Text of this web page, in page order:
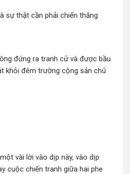
sự thật cần phải chiến thắng
đứng ra tranh cử và được bầu
khỏi đêm trường cộng sản chủ
vài lời vào dịp này, vào dịp
cuộc chiến tranh giữa hai phe